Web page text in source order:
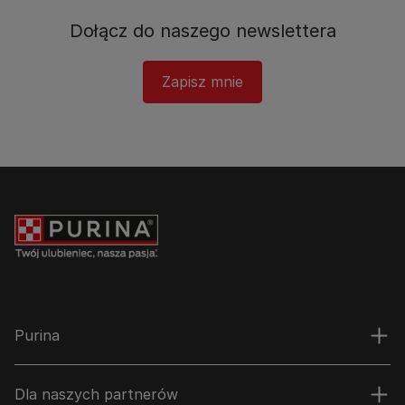
Dołącz do naszego newslettera​
Zapisz mnie
Purina
Dla naszych partnerów